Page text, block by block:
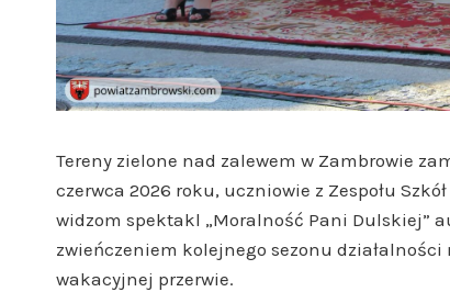
Tereny zielone nad zalewem w Zambrowie
czerwca 2026 roku, uczniowie z Zespołu
widzom spektakl „Moralność Pani Dulskiej”
zwieńczeniem kolejnego sezonu
wakacyjnej przerwie.